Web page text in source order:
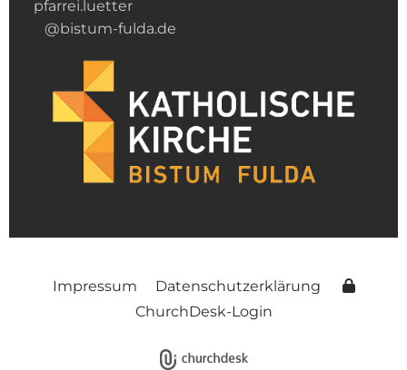
pfarrei.luetter
@bistum-fulda.de
Impressum
Datenschutzerklärung
ChurchDesk-Login